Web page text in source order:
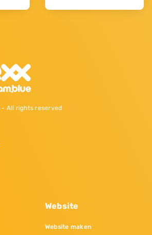
- All rights reserved
Website
Website maken